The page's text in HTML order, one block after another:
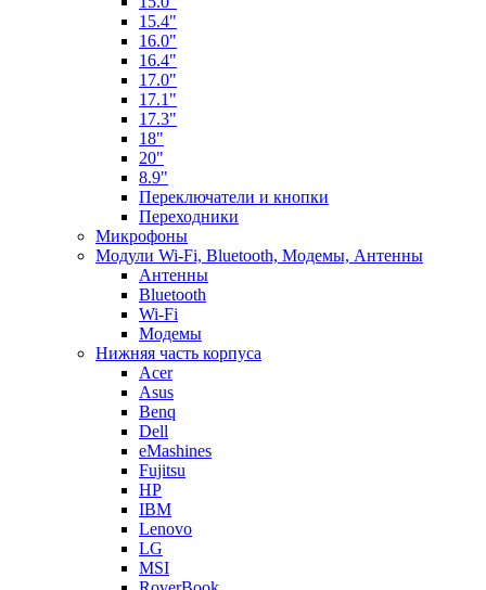
15.4"
16.0"
16.4"
17.0"
17.1"
17.3"
18"
20"
8.9"
Переключатели и кнопки
Переходники
Микрофоны
Модули Wi-Fi, Bluetooth, Модемы, Антенны
Aнтенны
Bluetooth
Wi-Fi
Модемы
Нижняя часть корпуса
Acer
Asus
Benq
Dell
eMashines
Fujitsu
HP
IBM
Lenovo
LG
MSI